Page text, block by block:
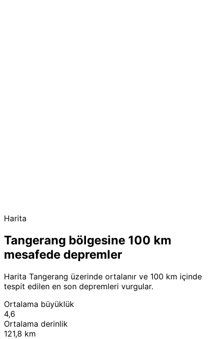
Harita
Tangerang bölgesine 100 km
mesafede depremler
Harita Tangerang üzerinde ortalanır ve 100 km içinde
tespit edilen en son depremleri vurgular.
Ortalama büyüklük
4,6
Ortalama derinlik
121,8 km